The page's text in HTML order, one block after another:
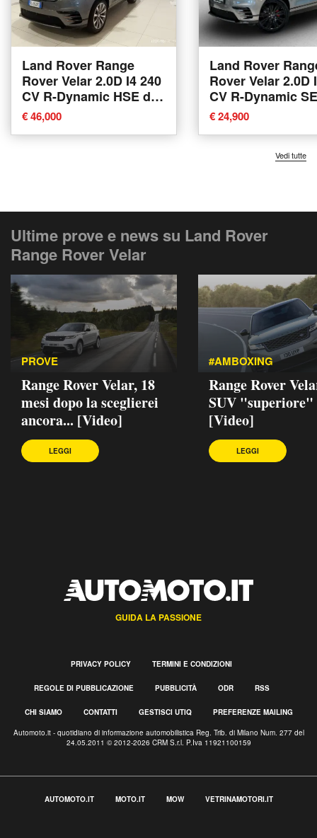
Land Rover Range
Rover Velar 2.0D I4 240
CV R-Dynamic HSE del
2017 usata a Agliana
€ 46,000
Land Rover
Rover Velar 2.0D
CV R-Dynamic
2019 usata a
€ 24,900
Vedi tutte
Ultime prove e news su Land Rover
Range Rover Velar
PROVE
Range Rover Velar, 18
mesi dopo la sceglierei
ancora... [Video]
LEGGI
#AMBOXING
Range Rover
SUV "superiore"
[Video]
LEGGI
GUIDA LA PASSIONE
PRIVACY POLICY TERMINI E CONDIZIONI
REGOLE DI PUBBLICAZIONE PUBBLICITÀ ODR RSS
CHI SIAMO CONTATTI GESTISCI UTIQ PREFERENZE MAILING
Automoto.it - quotidiano di informazione automobilistica Reg. Trib. di Milano Num. 277 del
24.05.2011 © 2012-2026 CRM S.r.l. P.Iva 11921100159
AUTOMOTO.IT MOTO.IT MOW VETRINAMOTORI.IT